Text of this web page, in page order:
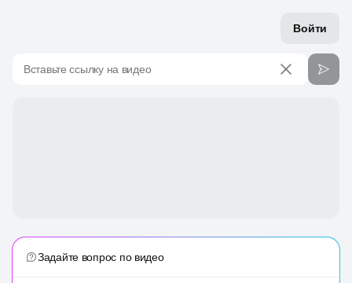
Войти
Вставьте ссылку на видео
Задайте вопрос по видео